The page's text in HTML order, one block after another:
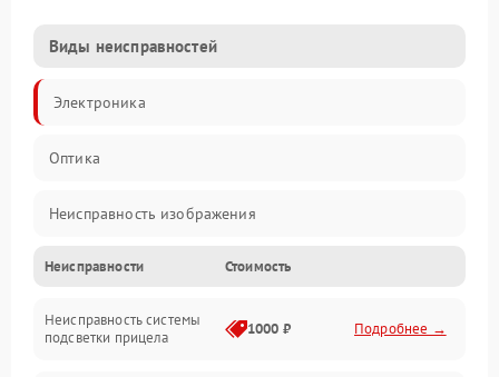
Виды неисправностей
Электроника
Оптика
Неисправность изображения
Механические повреждения
Неисправность фокусировки и оптики
Неисправности Стоимость
Неисправность системы
подсветки прицела
1000 ₽ Подробнее →